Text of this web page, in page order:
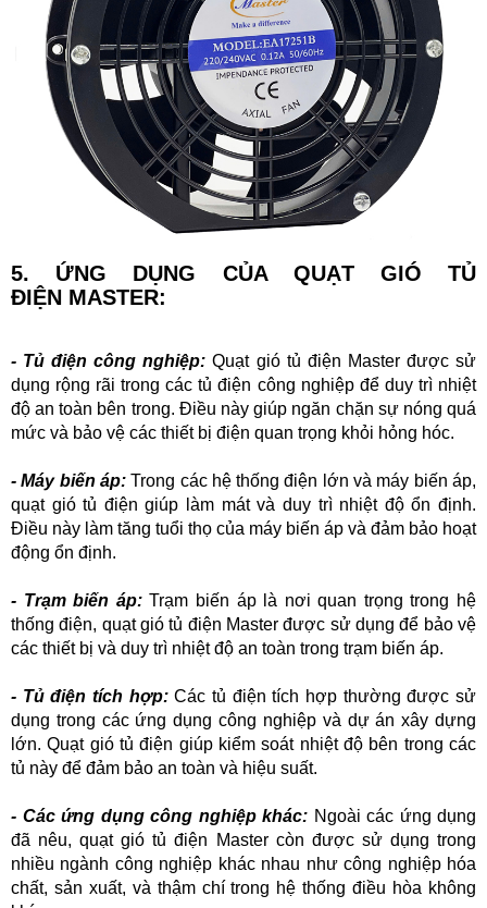
5. ỨNG DỤNG CỦA QUẠT GIÓ TỦ
ĐIỆN MASTER:
- Tủ điện công nghiệp: Quạt giótủ điện Masterđược sử
dụng rộng rãi trong các tủ điện công nghiệp để duy trì nhiệt
độ an toàn bên trong. Điều này giúp ngăn chặn sự nóng quá
mức và bảo vệ các thiết bị điện quan trọng khỏi hỏng hóc.
- Máy biến áp:Trong các hệ thống điện lớn và máy biến áp,
quạt giótủ điện giúp làm mát và duy trì nhiệt độ ổn định.
Điều này làm tăng tuổi thọ của máy biến áp và đảm bảo hoạt
động ổn định.
- Trạm biến áp:Trạm biến áp là nơi quan trọng trong hệ
thống điện, quạtgió tủ điện Master được sử dụng để bảo vệ
các thiết bị và duy trì nhiệt độ an toàn trong trạm biến áp.
- Tủ điện tích hợp:Các tủ điện tích hợp thường được sử
dụng trong các ứng dụng công nghiệp và dự án xây dựng
lớn. Quạt gió tủ điện giúp kiểm soát nhiệt độ bên trong các
tủ này để đảm bảo an toàn và hiệu suất.
- Các ứng dụng công nghiệp khác: Ngoài các ứng dụng
đã nêu, quạtgió tủ điện Master còn được sử dụng trong
nhiều ngành công nghiệp khác nhau như công nghiệp hóa
chất, sản xuất, và thậm chí trong hệ thống điều hòa không